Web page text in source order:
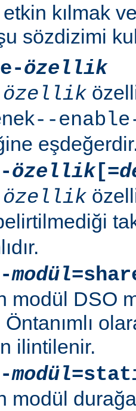
kılmak
sözdizimi
özellik
özellik
--
özellik[=
özellik
modül
modül DSO
ilintilenir.
modül
modül